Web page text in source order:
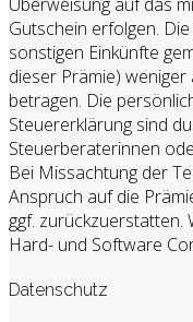
Gutschein erfolgen.
sonstigen Einkünfte
dieser Prämie)
betragen. Die
Steuererklärung sind
Steuerberaterinnen
Bei Missachtung der
Anspruch auf die
ggf. zurückzuerstatten.
Hard- und Software
Datenschutz